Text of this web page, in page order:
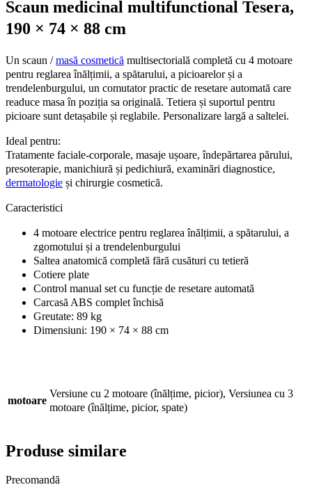
Scaun medicinal multifunctional Tesera,
190 × 74 × 88 cm
Un scaun /masă cosmetică multisectorială completă cu 4 motoare
pentru reglarea înălțimii, a spătarului, a picioarelor și a
trendelenburgului, un comutator practic de resetare automată care
readuce masa în poziția sa originală. Tetiera și suportul pentru
picioare sunt detașabile și reglabile. Personalizare largă a saltelei.
Ideal pentru:
Tratamente faciale-corporale, masaje ușoare, îndepărtarea părului,
presoterapie, manichiură și pedichiură, examinări diagnostice,
dermatologie și chirurgie cosmetică.
Caracteristici
4 motoare electrice pentru reglarea înălțimii, a spătarului, a
zgomotului și a trendelenburgului
Saltea anatomică completă fără cusături cu tetieră
Cotiere plate
Control manual set cu funcție de resetare automată
Carcasă ABS complet închisă
Greutate: 89 kg
Dimensiuni: 190 × 74 × 88 cm
motoare
Versiune cu 2 motoare (înălțime, picior), Versiunea cu 3
motoare (înălțime, picior, spate)
Produse similare
Precomandă